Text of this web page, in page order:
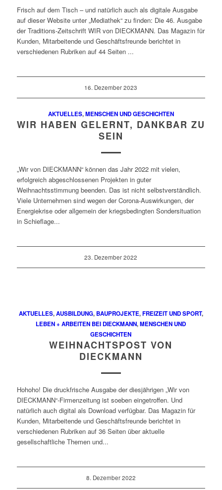
Frisch auf dem Tisch – und natürlich auch als digitale Ausgabe
auf dieser Website unter „Mediathek“ zu finden: Die 46. Ausgabe
der Traditions-Zeitschrift WIR von DIECKMANN. Das Magazin für
Kunden, Mitarbeitende und Geschäftsfreunde berichtet in
verschiedenen Rubriken auf 44 Seiten ...
16. Dezember 2023
AKTUELLES,MENSCHEN UND GESCHICHTEN
WIR HABEN GELERNT, DANKBAR ZU
SEIN
„Wir von DIECKMANN“ können das Jahr 2022 mit vielen,
erfolgreich abgeschlossenen Projekten in guter
Weihnachtsstimmung beenden. Das ist nicht selbstverständlich.
Viele Unternehmen sind wegen der Corona-Auswirkungen, der
Energiekrise oder allgemein der kriegsbedingten Sondersituation
in Schieflage...
23. Dezember 2022
AKTUELLES,AUSBILDUNG, BAUPROJEKTE,FREIZEIT UND SPORT,
LEBEN + ARBEITEN BEI DIECKMANN,MENSCHEN UND
GESCHICHTEN
WEIHNACHTSPOST VON
DIECKMANN
Hohoho! Die druckfrische Ausgabe der diesjährigen „Wir von
DIECKMANN“-Firmenzeitung ist soeben eingetroffen. Und
natürlich auch digital als Download verfügbar. Das Magazin für
Kunden, Mitarbeitende und Geschäftsfreunde berichtet in
verschiedenen Rubriken auf 36 Seiten über aktuelle
gesellschaftliche Themen und...
8. Dezember 2022